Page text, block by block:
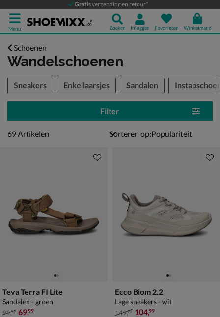
Gratisverzending en retour*
Menu Zoeken Inloggen Favorieten Winkelmand
Schoenen
Wandelschoenen
over
Sneakers Enkellaarsjes Sandalen
Filter
69 artikelen
69Artikelen Sorteren op:
Teva Terra FI Lite
Sandalen - groen
van € 99,99 voor € 69,99
99,99 69,99
Ecco Biom 2.2
Lage sneakers - wit
van € 149,99 voor € 104,99
149,99 104,99